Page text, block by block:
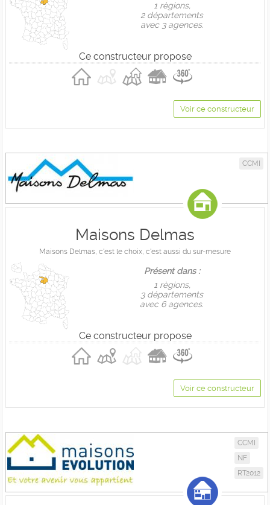
1 règions,
2 départements
avec 3 agences.
Ce constructeur propose
Voir ce constructeur
CCMI
Maisons Delmas
Maisons Delmas, c'est le choix, c'est aussi du sur-mesure
Présent dans :
1 règions,
3 départements
avec 6 agences.
Ce constructeur propose
Voir ce constructeur
CCMI
NF
RT2012